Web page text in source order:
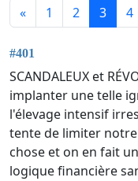
« 1 2 3 4
#401
SCANDALEUX et
implanter une telle
l'élevage intensif
tente de limiter
chose et on en fait
logique financière